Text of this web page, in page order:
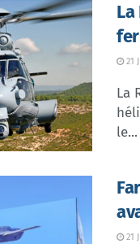
21
La
le...
21